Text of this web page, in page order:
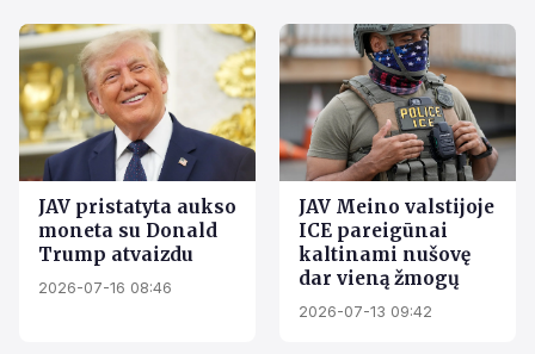
JAV pristatyta aukso
moneta su Donald
Trump atvaizdu
2026-07-16 08:46
JAV Meino valstijoje
ICE pareigūnai
kaltinami nušovę
dar vieną žmogų
2026-07-13 09:42